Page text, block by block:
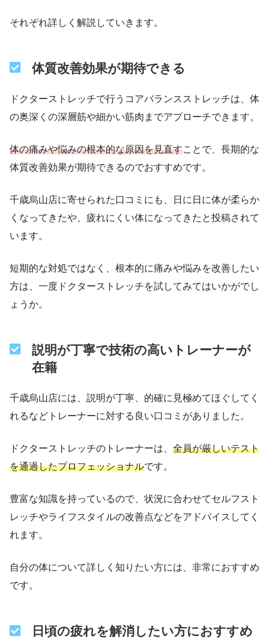
それぞれ詳しく解説していきます。
体質改善効果が期待できる
ドクターストレッチで行うコアバランスストレッチは、体
の奥深くの深層筋や細かい筋肉までアプローチできます。
体の痛みや悩みの根本的な原因を見直すことで、長期的な
体質改善効果が期待できるのでおすすめです。
千歳烏山店に寄せられた口コミにも、日に日に体が柔らか
くなってきたや、疲れにくい体になってきたと投稿されて
います。
短期的な対処ではなく、根本的に痛みや悩みを改善したい
方は、一度ドクターストレッチを試してみてはいかがでし
ょうか。
説明が丁寧で技術の高いトレーナーが
在籍
千歳烏山店には、説明が丁寧、的確に見極めてほぐしてく
れるなどトレーナーに対する良い口コミがありました。
ドクターストレッチのトレーナーは、 全員が厳しいテスト
を通過したプロフェッショナルです。
豊富な知識を持っているので、状況に合わせてセルフスト
レッチやライフスタイルの改善点などをアドバイスしてく
れます。
自分の体について詳しく知りたい方には、非常におすすめ
です。
日頃の疲れを解消したい方におすすめ